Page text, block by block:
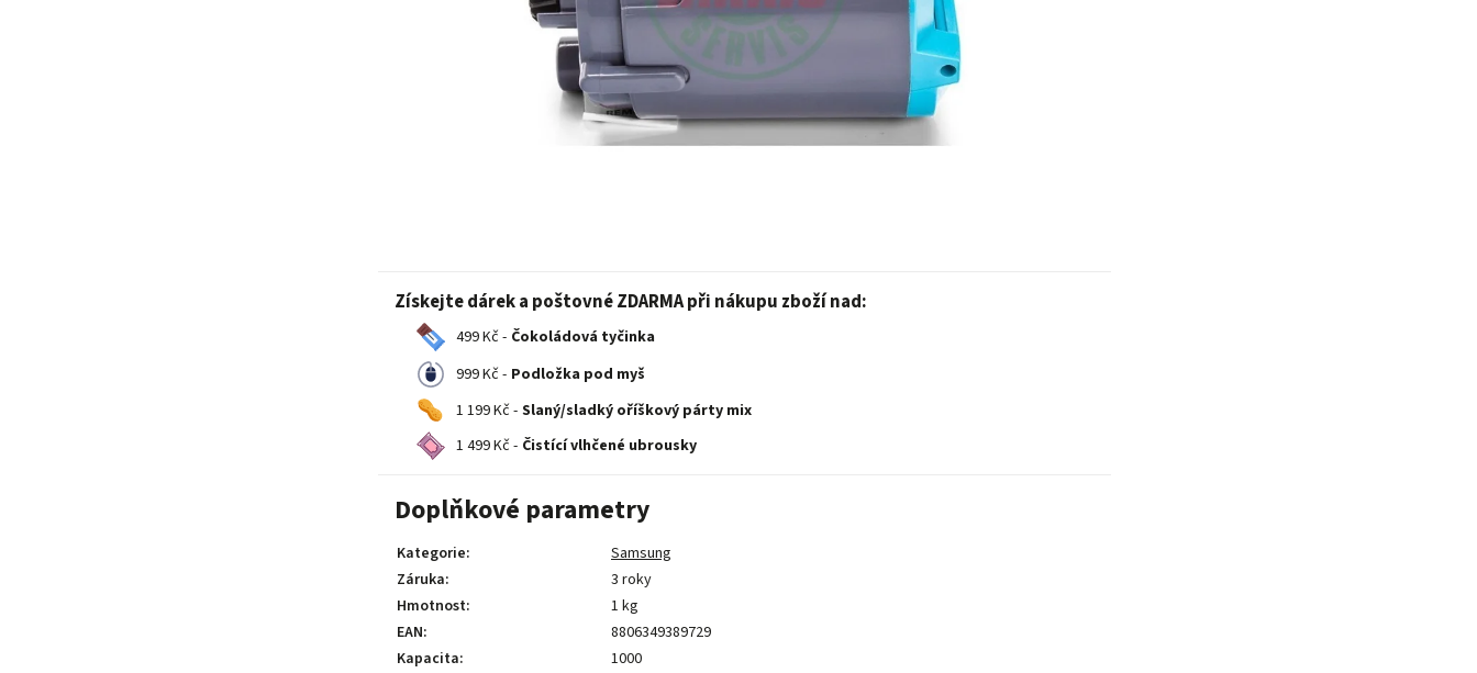
Získejte dárek a poštovné ZDARMA při nákupu zboží nad:
499 Kč - Čokoládová tyčinka
999 Kč - Podložka pod myš
1 199 Kč - Slaný/sladký oříškový párty mix
1 499 Kč - Čistící vlhčené ubrousky
Doplňkové parametry
Kategorie:
Samsung
Záruka:
3 roky
Hmotnost:
1 kg
EAN:
8806349389729
Kapacita:
1000